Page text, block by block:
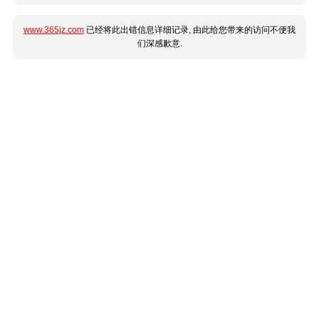
www.365jz.com 已经将此出错信息详细记录, 由此给您带来的访问不便我
们深感歉意.